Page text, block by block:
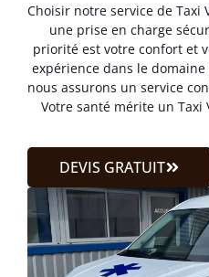
Choisir notre service de Taxi
une prise en charge
priorité est votre confort et
expérience dans le
nous assurons un service
Votre santé mérite un Taxi
DEVIS GRATUIT